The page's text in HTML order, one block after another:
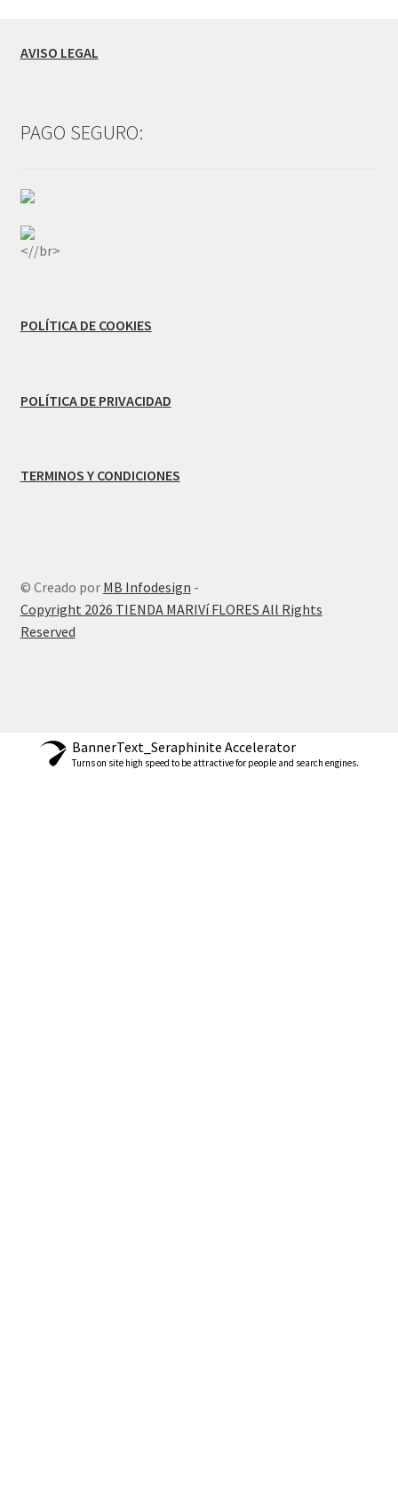
AVISO LEGAL
PAGO SEGURO:
<//br>
POLÍTICA DE COOKIES
POLÍTICA DE PRIVACIDAD
TERMINOS Y CONDICIONES
© Creado por MB Infodesign -
Copyright 2026 TIENDA MARIVí FLORES All Rights
Reserved
BannerText_Seraphinite Accelerator
Turns on site high speed to be attractive for people and search engines.